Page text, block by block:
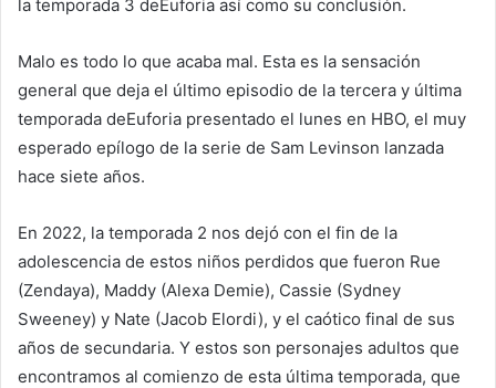
la temporada 3 deEuforia así como su conclusión.
Malo es todo lo que acaba mal. Esta es la sensación
general que deja el último episodio de la tercera y última
temporada deEuforia presentado el lunes en HBO, el muy
esperado epílogo de la serie de Sam Levinson lanzada
hace siete años.
En 2022, la temporada 2 nos dejó con el fin de la
adolescencia de estos niños perdidos que fueron Rue
(Zendaya), Maddy (Alexa Demie), Cassie (Sydney
Sweeney) y Nate (Jacob Elordi), y el caótico final de sus
años de secundaria. Y estos son personajes adultos que
encontramos al comienzo de esta última temporada, que